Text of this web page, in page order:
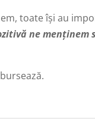
toate își au
ne menținem